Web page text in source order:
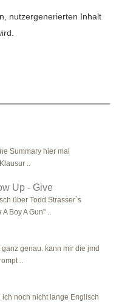
nutzergenerierten Inhalt
Summary hier mal
..
Up - Give
über Todd Strasser`s
Boy A Gun" ..
genau. kann mir die jmd
..
noch nicht lange Englisch